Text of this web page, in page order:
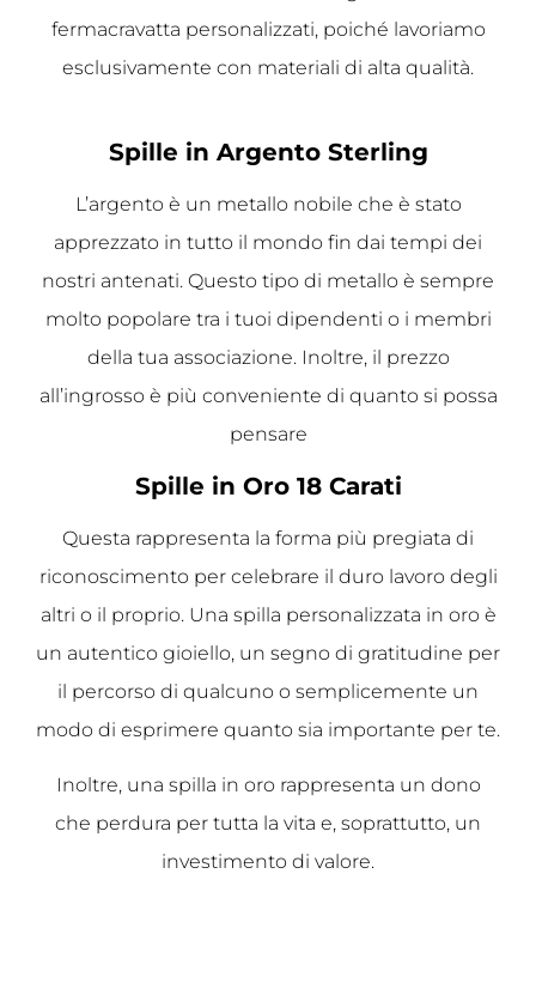
fermacravatta personalizzati, poiché lavoriamo
esclusivamente con materiali di alta qualità.
Spille in Argento Sterling
L’argento è un metallo nobile che è stato
apprezzato in tutto il mondo fin dai tempi dei
nostri antenati. Questo tipo di metallo è sempre
molto popolare tra i tuoi dipendenti o i membri
della tua associazione. Inoltre, il prezzo
all’ingrosso è più conveniente di quanto si possa
pensare
Spille in Oro 18 Carati
Questa rappresenta la forma più pregiata di
riconoscimento per celebrare il duro lavoro degli
altri o il proprio. Una spilla personalizzata in oro è
un autentico gioiello, un segno di gratitudine per
il percorso di qualcuno o semplicemente un
modo di esprimere quanto sia importante per te.
Inoltre, una spilla in oro rappresenta un dono
che perdura per tutta la vita e, soprattutto, un
investimento di valore.